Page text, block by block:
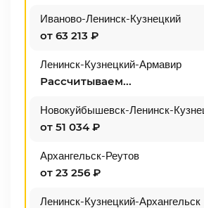
Иваново-Ленинск-Кузнецкий
от 63 213 ₽
Ленинск-Кузнецкий-Армавир
Рассчитываем...
Новокуйбышевск-Ленинск-
от 51 034 ₽
Архангельск-Реутов
от 23 256 ₽
Ленинск-Кузнецкий-Архангельск